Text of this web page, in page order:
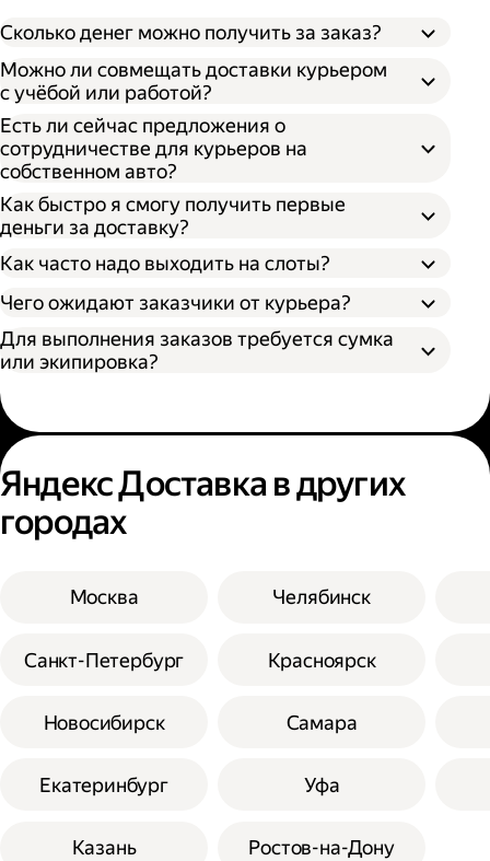
Сколько денег можно получить за заказ?
Можно ли совмещать доставки курьером
с учёбой или работой?
Есть ли сейчас предложения о
сотрудничестве для курьеров на
собственном авто?
Как быстро я смогу получить первые
деньги за доставку?
Как часто надо выходить на слоты?
Чего ожидают заказчики от курьера?
Для выполнения заказов требуется сумка
или экипировка?
Яндекс Доставка в других
городах
Москва
Санкт-Петербург
Новосибирск
Екатеринбург
Казань
Челябинск
Красноярск
Самара
Уфа
Ростов-на-Дону